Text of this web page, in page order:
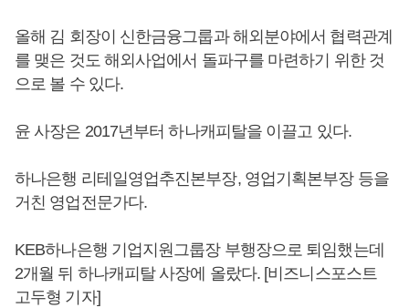
올해 김 회장이 신한금융그룹과 해외분야에서 협력관계
를 맺은 것도 해외사업에서 돌파구를 마련하기 위한 것
으로 볼 수 있다.
윤 사장은 2017년부터 하나캐피탈을 이끌고 있다.
하나은행 리테일영업추진본부장, 영업기획본부장 등을
거친 영업전문가다.
KEB하나은행 기업지원그룹장 부행장으로 퇴임했는데
2개월 뒤 하나캐피탈 사장에 올랐다. [비즈니스포스트
고두형 기자]